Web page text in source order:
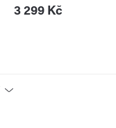
3 299 Kč